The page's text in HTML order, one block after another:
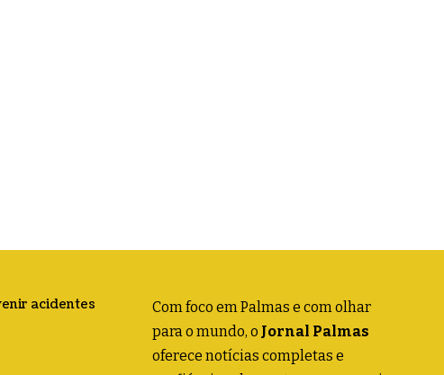
acidentes
Com foco em Palmas e com olhar
para o mundo, o Jornal Palmas
oferece notícias completas e